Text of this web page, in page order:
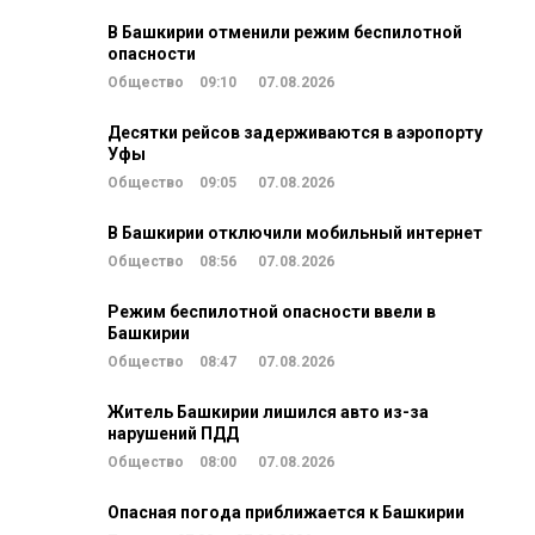
В Башкирии отменили режим беспилотной
опасности
Общество 09:10 07.08.2026
Десятки рейсов задерживаются в аэропорту
Уфы
Общество 09:05 07.08.2026
В Башкирии отключили мобильный интернет
Общество 08:56 07.08.2026
Режим беспилотной опасности ввели в
Башкирии
Общество 08:47 07.08.2026
Житель Башкирии лишился авто из-за
нарушений ПДД
Общество 08:00 07.08.2026
Опасная погода приближается к Башкирии